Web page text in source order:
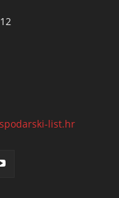
list.hr